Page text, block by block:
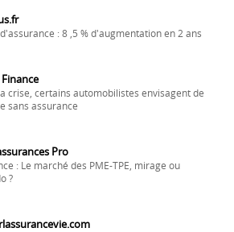
: 8 ,5 % d'augmentation en 2 ans
crise, certains automobilistes envisagent de
sans assurance
Pro
: Le marché des PME-TPE, mirage ou
?